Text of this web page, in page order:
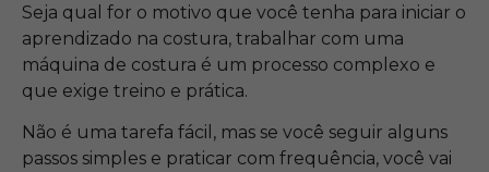
Seja qual for o motivo que você tenha para iniciar o
aprendizado na costura, trabalhar com uma
máquina de costura é um processo complexo e
que exige treino e prática.
Não é uma tarefa fácil, mas se você seguir alguns
passos simples e praticar com frequência, você vai